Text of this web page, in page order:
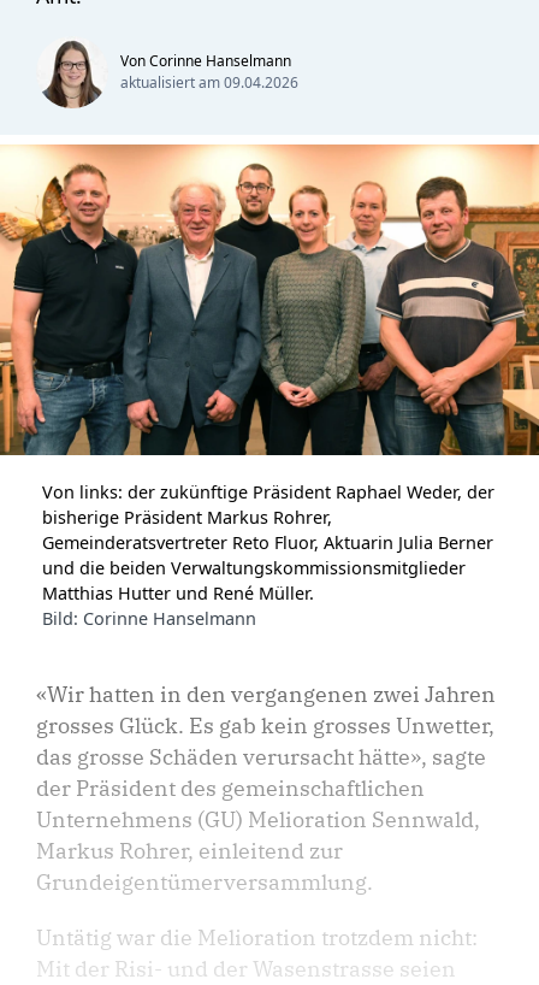
Von Corinne Hanselmann
aktualisiert am09.04.2026
Von links: der zukünftige Präsident Raphael Weder, der
bisherige Präsident Markus Rohrer,
Gemeinderatsvertreter Reto Fluor, Aktuarin Julia Berner
und die beiden Verwaltungskommissionsmitglieder
Matthias Hutter und René Müller.
Bild: Corinne Hanselmann
«Wir hatten in den vergangenen zwei Jahren
grosses Glück. Es gab kein grosses Unwetter,
das grosse Schäden verursacht hätte», sagte
der Präsident des gemeinschaftlichen
Unternehmens (GU) Melioration Sennwald,
Markus Rohrer, einleitend zur
Grundeigentümerversammlung.
Untätig war die Melioration trotzdem nicht:
Mit der Risi- und der Wasenstrasse seien